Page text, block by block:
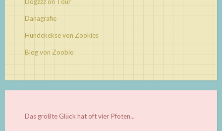
Danagrafie
Hundekekse von Zookies
Blog von Zoobio
Das größte Glück hat oft vier Pfoten...